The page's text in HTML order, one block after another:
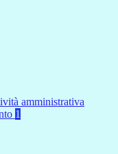
amministrativa
1